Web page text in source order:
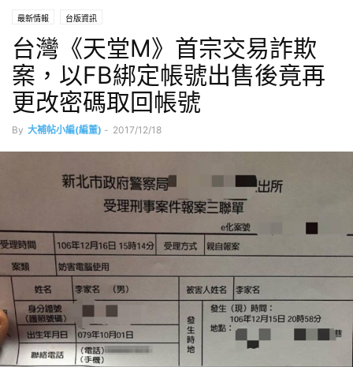
最新情報 台版資訊
台灣《天堂M》首宗交易詐欺
案，以FB綁定帳號出售後竟再
更改密碼取回帳號
By 大補帖小編(編董) - 2017/12/18